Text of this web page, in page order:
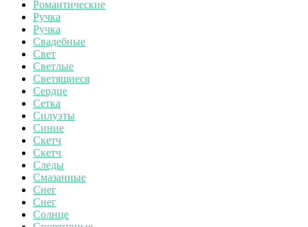
Романтические
Ручка
Ручка
Свадебные
Свет
Светлые
Светящиеся
Сердце
Сетка
Силуэты
Синие
Скетч
Скетч
Следы
Смазанные
Снег
Снег
Солнце